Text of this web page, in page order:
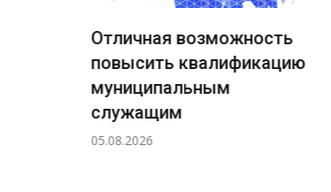
Отличная возможность
повысить квалификацию
муниципальным
служащим
05.08.2026